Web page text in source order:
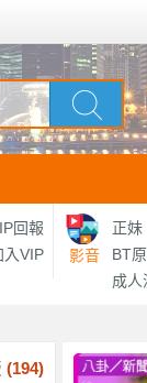
回報
入VIP 影音
正妹
BT
成人
(194)